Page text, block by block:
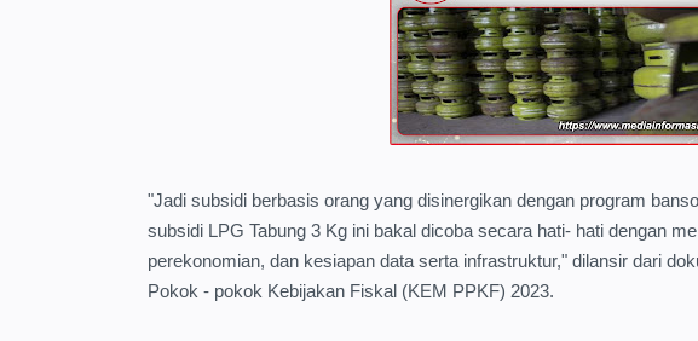
"Jadi subsidi berbasis orang yang disinergikan dengan program
subsidi LPG Tabung 3 Kg ini bakal dicoba secara hati- hati dengan
perekonomian, dan kesiapan data serta infrastruktur," dilansir dari
Pokok - pokok Kebijakan Fiskal (KEM PPKF) 2023.